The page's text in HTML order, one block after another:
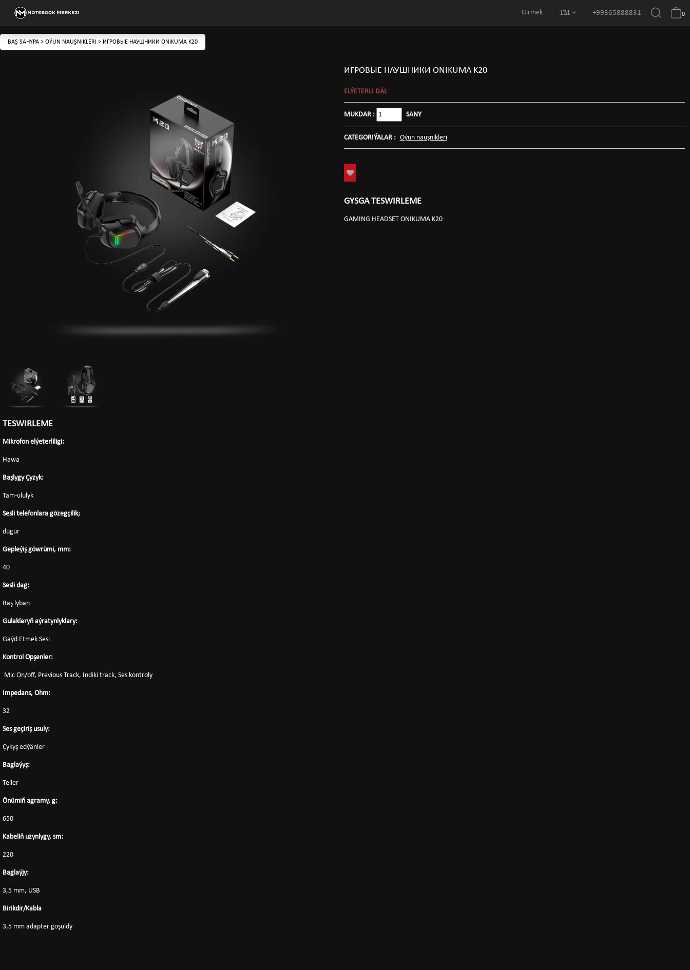
Girmek TM +99365888831 0
BAŞ SAHYPA > OÝUN NAUŞNIKLERI > ИГРОВЫЕ НАУШНИКИ ONIKUMA K20
ИГРОВЫЕ НАУШНИКИ ONIKUMA K20
ELÝETERLI DÄL
MUKDAR : SANY
CATEGORIÝALAR : Oýun nauşnikleri
GYSGA TESWIRLEME
GAMING HEADSET ONIKUMA K20
TESWIRLEME
Mikrofon elýeterliligi:
Hawa
Başlygy Çyzyk:
Tam-ululyk
Sesli telefonlara gözegçilik;
dügür
Gepleýiş göwrümi, mm:
40
Sesli dag:
Baş lyban
Gulaklaryň aýratynlyklary:
Gaýd Etmek Sesi
Kontrol Opşenler:
Mic On/off, Previous Track, Indiki track, Ses kontroly
Impedans, Ohm:
32
Ses geçiriş usuly:
Çykyş edýänler
Baglaýyş:
Teller
Önümiň agramy, g:
650
Kabeliň uzynlygy, sm:
220
Baglaýjy:
3,5 mm, USB
Birikdir/Kabla
3,5 mm adapter goşuldy